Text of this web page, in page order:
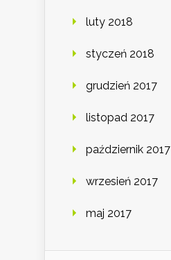
luty 2018
styczeń 2018
grudzień 2017
listopad 2017
październik 2017
wrzesień 2017
maj 2017